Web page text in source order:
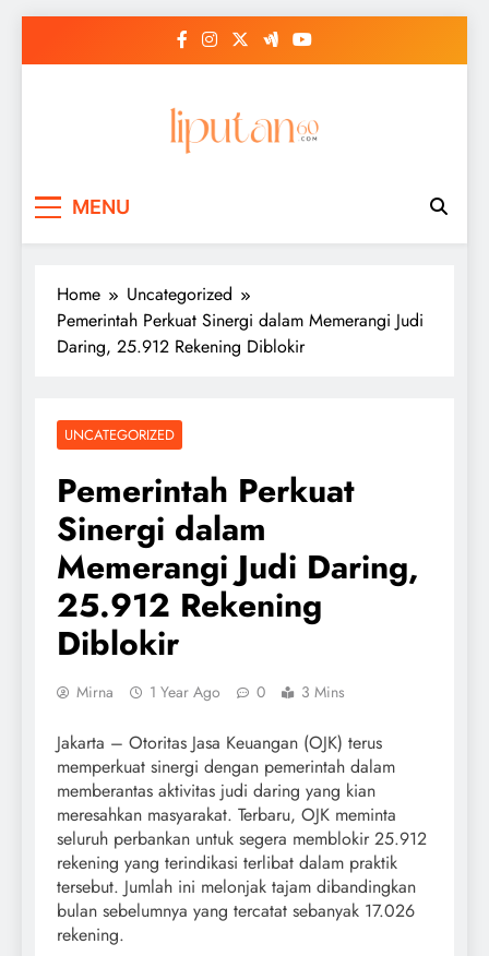
MENU
Home
Uncategorized
Pemerintah Perkuat Sinergi dalam Memerangi Judi
Daring, 25.912 Rekening Diblokir
UNCATEGORIZED
Pemerintah Perkuat
Sinergi dalam
Memerangi Judi Daring,
25.912 Rekening
Diblokir
Mirna 1 Year Ago 0 3 Mins
Jakarta – Otoritas Jasa Keuangan (OJK) terus
memperkuat sinergi dengan pemerintah dalam
memberantas aktivitas judi daring yang kian
meresahkan masyarakat. Terbaru, OJK meminta
seluruh perbankan untuk segera memblokir 25.912
rekening yang terindikasi terlibat dalam praktik
tersebut. Jumlah ini melonjak tajam dibandingkan
bulan sebelumnya yang tercatat sebanyak 17.026
rekening.